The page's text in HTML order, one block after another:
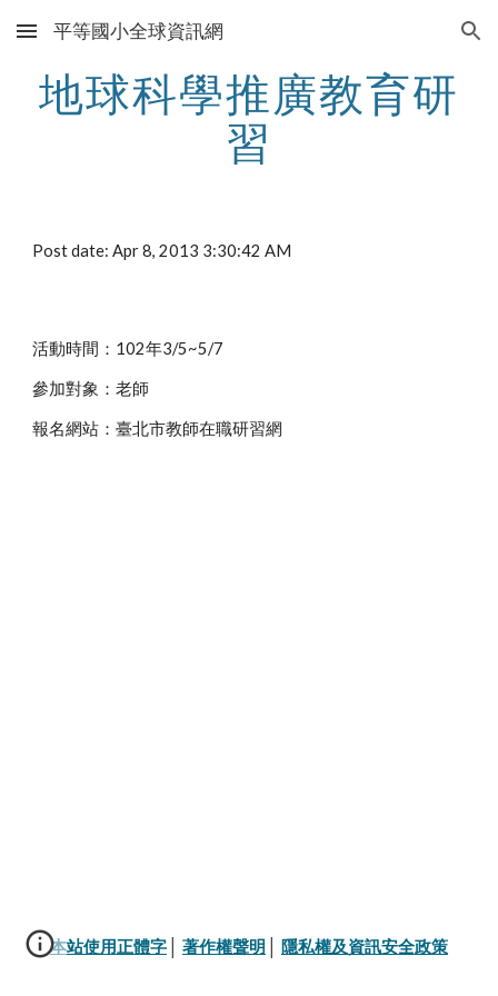
Skip to main content Skip to navigation
平等國小全球資訊網
地球科學推廣教育研
習
Post date: Apr 8, 2013 3:30:42 AM
活動時間：102年3/5~5/7
參加對象：老師
報名網站：臺北市教師在職研習網
本站使用正體字 著作權聲明 隱私權及資訊安全政策